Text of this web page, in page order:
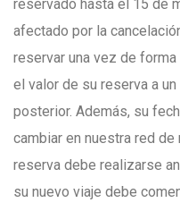
reservado hasta el 15 de
afectado por la
reservar una vez de
el valor de su reserva a
posterior. Además, su
cambiar en nuestra red de
reserva debe realizarse
su nuevo viaje debe